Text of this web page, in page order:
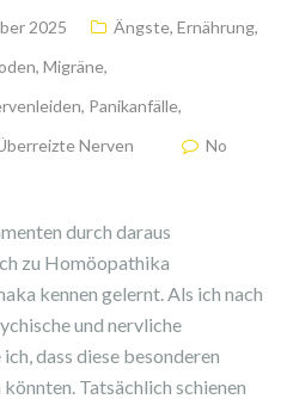
2025 Ängste, Ernährung,
, Migräne,
, Panikanfälle,
Nerven
No
durch daraus
zu Homöopathika
kennen gelernt. Als ich nach
und nervliche
dass diese besonderen
Tatsächlich schienen